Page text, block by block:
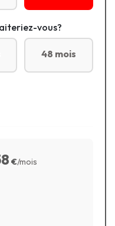
vous?
48 mois
€/mois